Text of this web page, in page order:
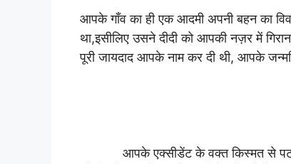
आपके गाँव का ही एक आदमी अपनी बहन का
था,इसीलिए उसने दीदी को आपकी नज़र में
पूरी जायदाद आपके नाम कर दी थी, आपके
आपके एक्सीडेंट के वक्त किस्मत से पटवारी